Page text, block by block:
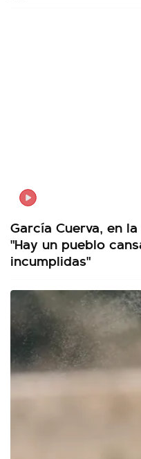
García Cuerva, en
"Hay un pueblo
incumplidas"